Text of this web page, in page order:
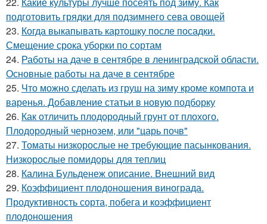
подготовить грядки для подзимнего сева овощей
23. Когда выкапывать картошку после посадки.
Смещение срока уборки по сортам
24. Работы на даче в сентябре в ленинградской области.
Основные работы на даче в сентябре
25. Что можно сделать из груш на зиму кроме компота и
варенья. Добавление статьи в новую подборку
26. Как отличить плодородный грунт от плохого.
Плодородный чернозем, или "царь почв"
27. Томаты низкорослые не требующие пасынкования.
Низкорослые помидоры для теплиц
28. Калина Бульденеж описание. Внешний вид
29. Коэффициент плодоношения винограда.
Продуктивность сорта, побега и коэффициент
плодоношения